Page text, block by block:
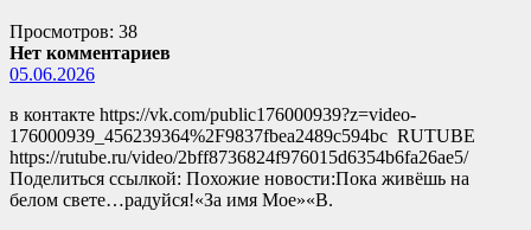
Просмотров: 38
Нет комментариев
05.06.2026
в контакте https://vk.com/public176000939?z=video-
176000939_456239364%2F9837fbea2489c594bc RUTUBE
https://rutube.ru/video/2bff8736824f976015d6354b6fa26ae5/
Поделиться ссылкой: Похожие новости:Пока живёшь на
белом свете…радуйся!«За имя Мое»«В.